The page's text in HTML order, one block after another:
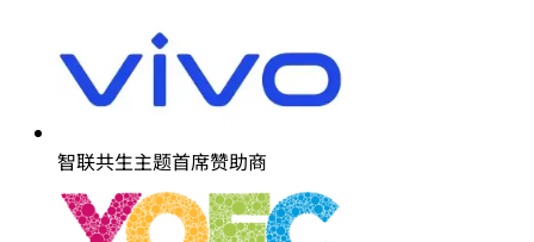
智联共生主题首席赞助商